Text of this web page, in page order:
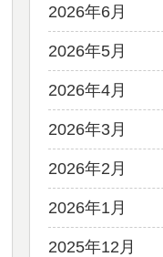
2026年6月
2026年5月
2026年4月
2026年3月
2026年2月
2026年1月
2025年12月